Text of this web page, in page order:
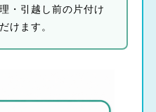
・引越し前の片付け
けます。